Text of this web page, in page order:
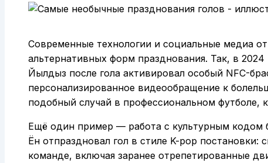
Современные технологии и социальные медиа
альтернативных форм празднования. Так, в
Йылдыз после гола активировал особый NFC-
персонализированное видеообращение к
подобный случай в профессиональном футболе,
Ещё один пример — работа с культурным
Ён отпраздновал гол в стиле K-pop
команде, включая заранее отрепетированные